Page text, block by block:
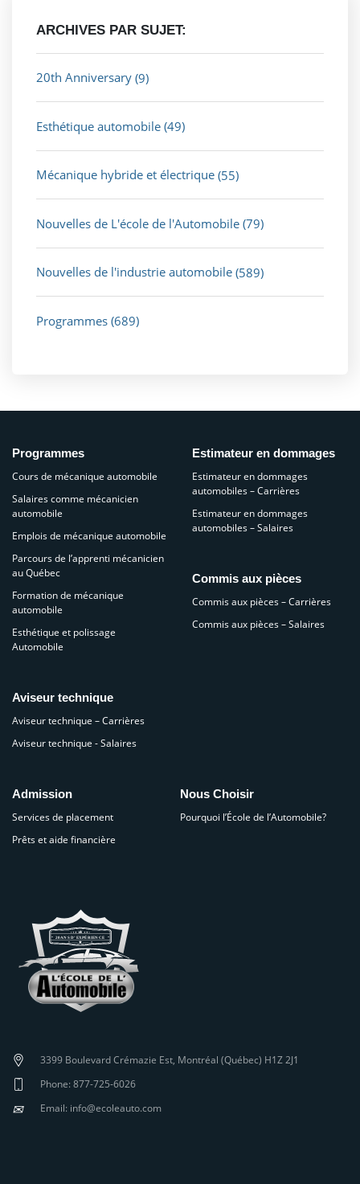
ARCHIVES PAR SUJET:
20th Anniversary (9)
Esthétique automobile (49)
Mécanique hybride et électrique (55)
Nouvelles de L'école de l'Automobile (79)
Nouvelles de l'industrie automobile (589)
Programmes (689)
3399 Boulevard Crémazie Est, Montréal (Québec) H1Z 2J1
Phone: 877-725-6026
✉ Email: info@ecoleauto.com
Programmes
Cours de mécanique automobile
Salaires comme mécanicien
automobile
Emplois de mécanique automobile
Parcours de l’apprenti mécanicien
au Québec
Formation de mécanique
automobile
Esthétique et polissage
Automobile
Aviseur technique
Aviseur technique – Carrières
Aviseur technique - Salaires
Estimateur en dommages
Estimateur en dommages
automobiles – Carrières
Estimateur en dommages
automobiles – Salaires
Commis aux pièces
Commis aux pièces – Carrières
Commis aux pièces – Salaires
Admission
Services de placement
Prêts et aide financière
Nous Choisir
Pourquoi l’École de l’Automobile?